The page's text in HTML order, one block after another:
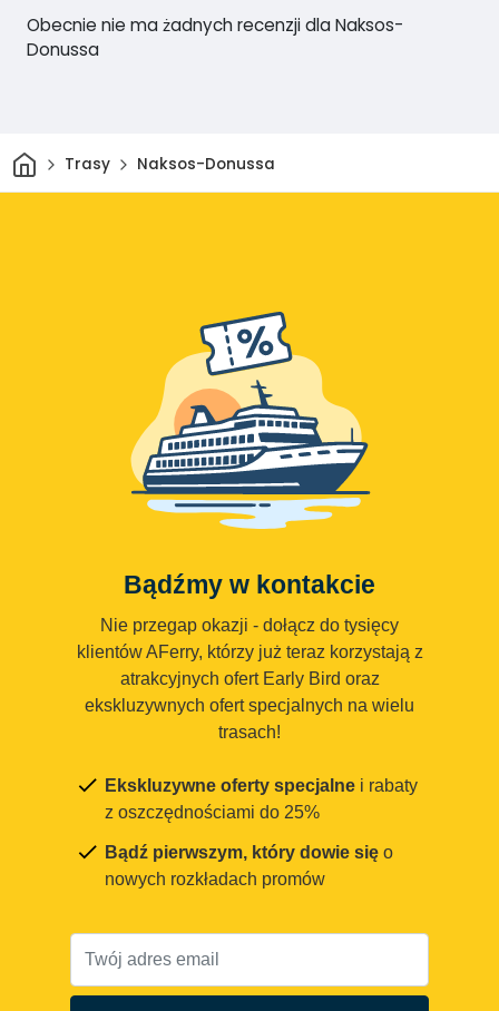
Obecnie nie ma żadnych recenzji dla Naksos-
Donussa
DomTrasy Naksos-Donussa
Bądźmy w kontakcie
Nie przegap okazji - dołącz do tysięcy
klientów AFerry, którzy już teraz korzystają z
atrakcyjnych ofert Early Bird oraz
ekskluzywnych ofert specjalnych na wielu
trasach!
Ekskluzywne oferty specjalne i rabaty
z oszczędnościami do 25%
Bądź pierwszym, który dowie się o
nowych rozkładach promów